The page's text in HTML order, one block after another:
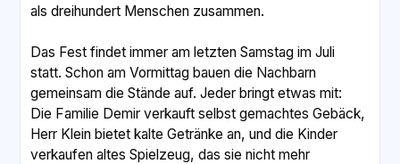
als dreihundert Menschen zusammen.
Das Fest findet immer am letzten Samstag im Juli
statt. Schon am Vormittag bauen die Nachbarn
gemeinsam die Stände auf. Jeder bringt etwas mit:
Die Familie Demir verkauft selbst gemachtes Gebäck,
Herr Klein bietet kalte Getränke an, und die Kinder
verkaufen altes Spielzeug, das sie nicht mehr